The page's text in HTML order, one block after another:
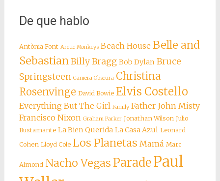
De que hablo
Antònia Font Arctic Monkeys Beach House Belle and
SebastianBilly Bragg Bob Dylan Bruce
Springsteen Camera Obscura Christina
Rosenvinge David Bowie Elvis Costello
Everything But The Girl Family Father John Misty
Francisco Nixon Graham Parker Jonathan Wilson Julio
Bustamante La Bien Querida La Casa Azul Leonard
Cohen Lloyd Cole Los Planetas Mamá Marc
Almond Nacho Vegas ParadePaul